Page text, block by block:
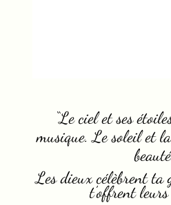
“Le ciel et ses
musique. Le soleil et
Les dieux célèbrent ta
t’offrent leurs